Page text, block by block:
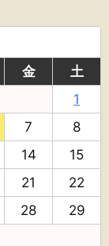
金
土
1
7
8
14
15
21
22
28
29